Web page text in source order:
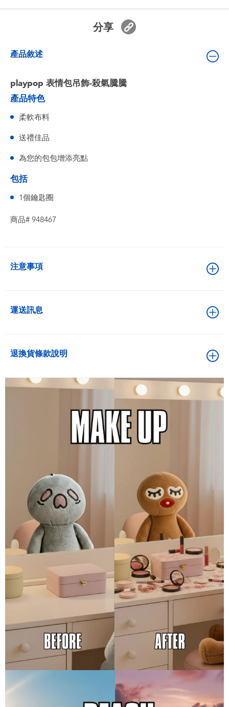
電池
任天堂 Switch
盲盒
角色收藏
分享
產品敘述
playpop 表情包吊飾-殺氣騰騰
產品特色
柔軟布料
送禮佳品
為您的包包增添亮點
包括
1個鑰匙圈
商品# 948467
注意事項
運送訊息
退換貨條款說明